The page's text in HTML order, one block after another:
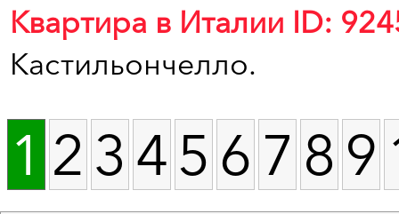
Квартира в Италии ID:
Кастильончелло.
1 2 3 45 6 7 8 9